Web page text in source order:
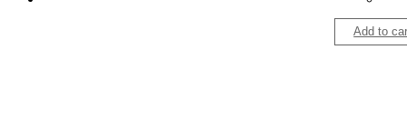
Add to